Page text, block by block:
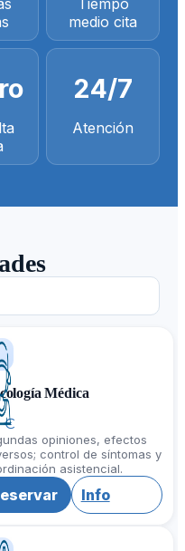
Tiempo
medio cita
24/7
Atención
Médica
€
opiniones, efectos
control de síntomas y
asistencial.
Info